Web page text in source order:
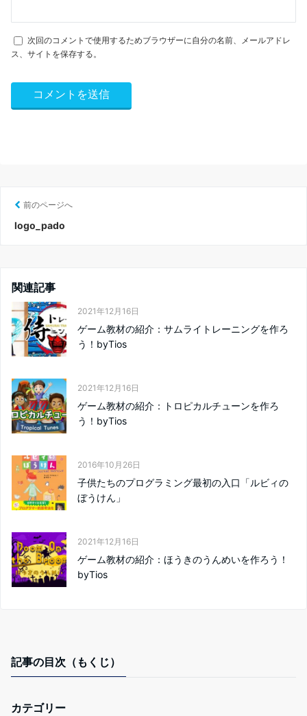
次回のコメントで使用するためブラウザーに自分の名前、メールアドレ
ス、サイトを保存する。
前のページへ
logo_pado
関連記事
2021年12月16日
ゲーム教材の紹介：サムライトレーニングを作ろ
う！byTios
2021年12月16日
ゲーム教材の紹介：トロピカルチューンを作ろ
う！byTios
2016年10月26日
子供たちのプログラミング最初の入口「ルビィの
ぼうけん」
2021年12月16日
ゲーム教材の紹介：ほうきのうんめいを作ろう！
byTios
記事の目次（もくじ）
カテゴリー